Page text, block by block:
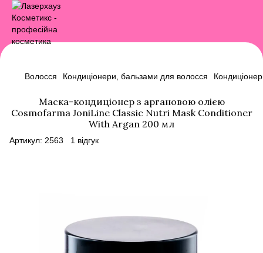
Волосся Кондиціонери, бальзами для волосся
Маска-кондиціонер з аргановою олією
Cosmofarma JoniLine Classic Nutri Mask Conditioner
With Argan 200 мл
Артикул: 2563 1 відгук